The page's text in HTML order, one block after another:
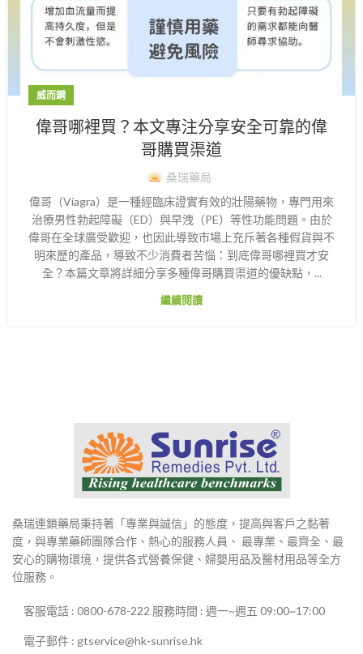
威而鋼
偉哥哪裡買？本文專注分享安全可靠的偉
哥購買渠道
桑瑞藥局
偉哥（Viagra）是一種經臨床證實有效的壯陽藥物，專門用來
治療男性勃起障礙（ED）與早洩（PE）等性功能問題。由於
偉哥在全球廣受歡迎，也因此導致市場上充斥著各種假貨與不
明來歷的產品，導致不少消費者苦惱：到底偉哥哪裡買才安
全？本篇文章將詳細分享多種偉哥購買渠道的優缺點，...
繼續閱讀
桑瑞連鎖藥局秉持著「專業與誠信」的態度，提高與客戶之黏著
度，與專業藥師團隊合作、熱心的服務人員、 最專業、最齊全、最
安心的購物環境，提供各式營養保健、婦嬰用品及醫材用品等全方
位服務。
客服電話 : 0800-678-222 服務時間 : 週一~週五 09:00~17:00
電子郵件 : gtservice@hk-sunrise.hk